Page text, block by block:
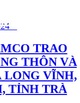
HỆ
TRAO
THÔN VÀ
LONG VĨNH,
TỈNH TRÀ